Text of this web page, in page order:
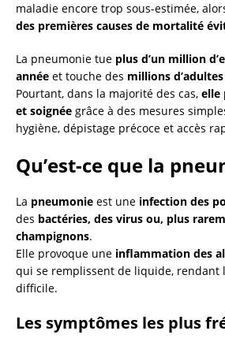
maladie encore trop sous-estimée,
des premières causes de mortalité
La pneumonie tue plus d’un million
année et touche des millions d’adultes
Pourtant, dans la majorité des cas, elle
et soignée grâce à des mesures
hygiène, dépistage précoce et accès
Qu’est-ce que la
La pneumonie est une infection des
des bactéries, des virus ou, plus
champignons.
Elle provoque une inflammation des
qui se remplissent de liquide, rendant
difficile.
Les symptômes les plus